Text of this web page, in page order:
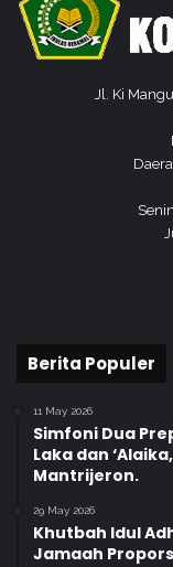
Jl. Ki
Berita Populer
11 May 2026
Simfoni Dua
Laka dan
Mantrijeron.
29 May 2026
Khutbah Idul
Jamaah